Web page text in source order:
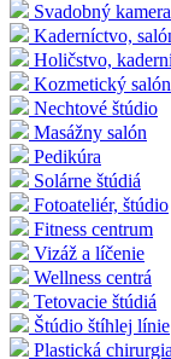
Svadobný
Kaderníctvo,
Holičstvo,
Kozmetický salón
Nechtové štúdio
Masážny salón
Pedikúra
Solárne štúdiá
Fotoateliér, štúdio
Fitness centrum
Vizáž a líčenie
Wellness centrá
Tetovacie štúdiá
Štúdio štíhlej línie
Plastická